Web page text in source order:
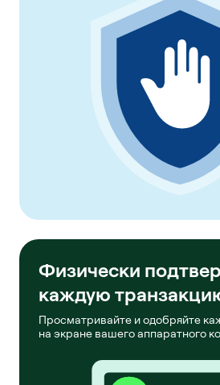
Физически
каждую
Просматривайте и одобряйте
на экране вашего аппаратного